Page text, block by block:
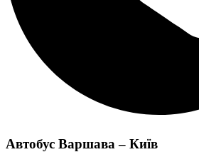
Автобус Варшава – Київ